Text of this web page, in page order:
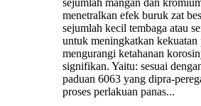
sejumlah mangan dan
menetralkan efek buruk zat
sejumlah kecil tembaga atau
untuk meningkatkan kekuatan
mengurangi ketahanan
signifikan. Yaitu: sesuai
paduan 6063 yang dipra-
proses perlakuan panas...